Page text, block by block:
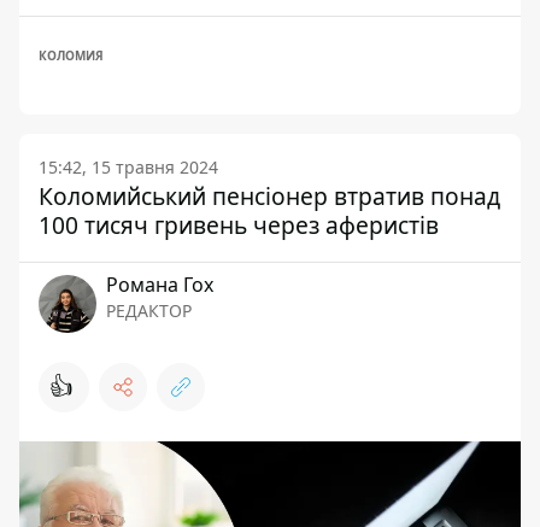
КОЛОМИЯ
15:42, 15 травня 2024
Коломийський пенсіонер втратив понад
100 тисяч гривень через аферистів
Романа Гох
РЕДАКТОР
👍